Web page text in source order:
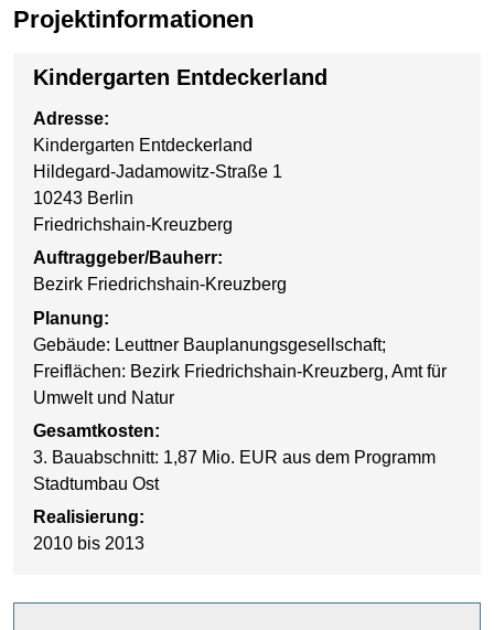
Projektinformationen
Kindergarten Entdeckerland
Adresse:
Kindergarten Entdeckerland
Hildegard-Jadamowitz-Straße 1
10243 Berlin
Friedrichshain-Kreuzberg
Auftraggeber/Bauherr:
Bezirk Friedrichshain-Kreuzberg
Planung:
Gebäude: Leuttner Bauplanungsgesellschaft;
Freiflächen: Bezirk Friedrichshain-Kreuzberg, Amt für
Umwelt und Natur
Gesamtkosten:
3. Bauabschnitt: 1,87 Mio. EUR aus dem Programm
Stadtumbau Ost
Realisierung:
2010 bis 2013